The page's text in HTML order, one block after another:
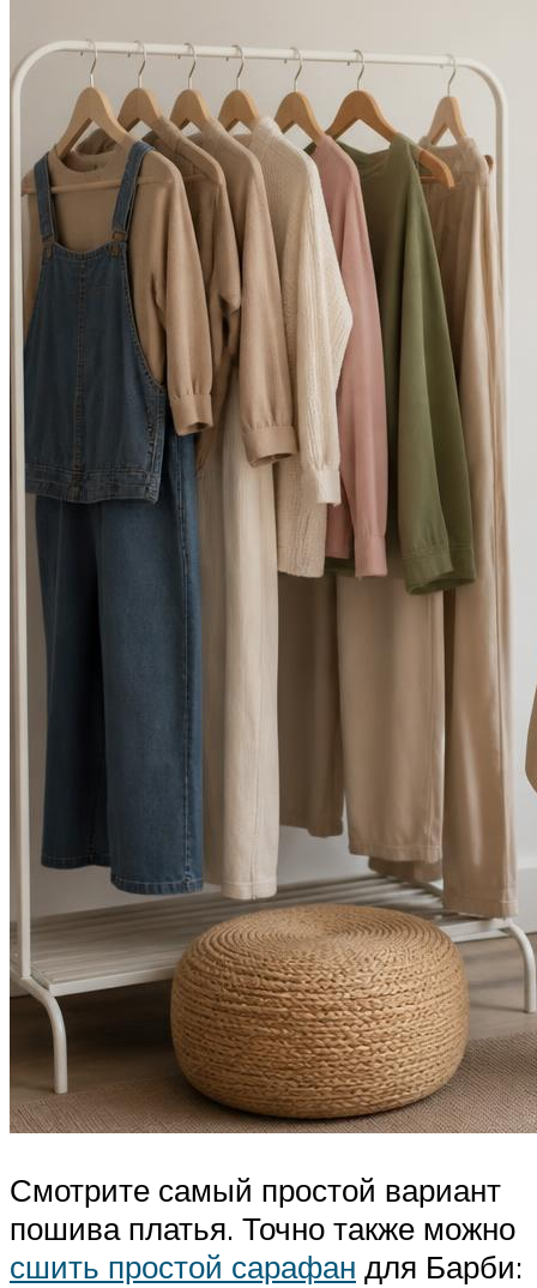
Смотрите самый простой вариант
пошива платья. Точно также можно
сшить простой сарафан для Барби: